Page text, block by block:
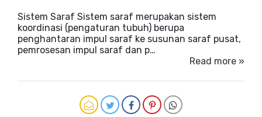
Sistem Saraf Sistem saraf merupakan sistem
koordinasi (pengaturan tubuh) berupa
penghantaran impul saraf ke susunan saraf pusat,
pemrosesan impul saraf dan p…
Read more »